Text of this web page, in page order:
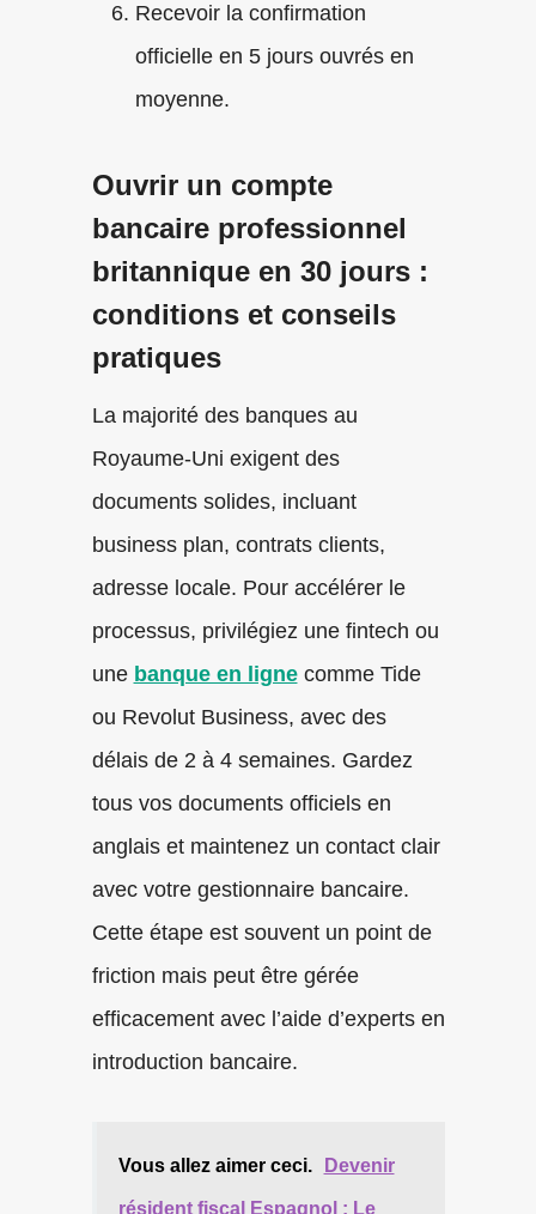
Recevoir la confirmation
officielle en 5 jours ouvrés en
moyenne.
Ouvrir un compte
bancaire professionnel
britannique en 30 jours :
conditions et conseils
pratiques
La majorité des banques au
Royaume-Uni exigent des
documents solides, incluant
business plan, contrats clients,
adresse locale. Pour accélérer le
processus, privilégiez une fintech ou
une banque en lignecomme Tide
ou Revolut Business, avec des
délais de 2 à 4 semaines. Gardez
tous vos documents officiels en
anglais et maintenez un contact clair
avec votre gestionnaire bancaire.
Cette étape est souvent un point de
friction mais peut être gérée
efficacement avec l’aide d’experts en
introduction bancaire.
Vous allez aimer ceci. Devenir
résident fiscal Espagnol : Le